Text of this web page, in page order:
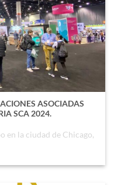
ASOCIADAS
SCA 2024.
en la ciudad de Chicago,